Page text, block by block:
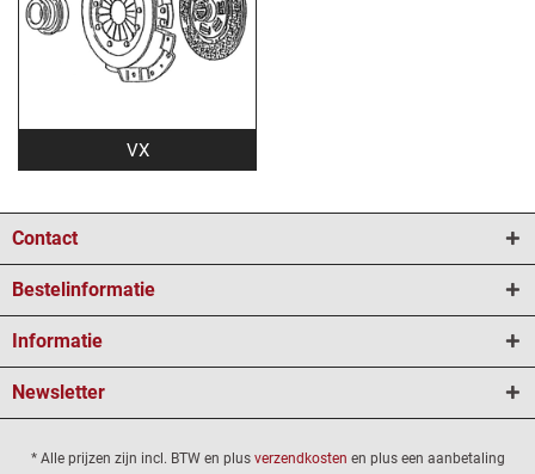
VX
Contact
Bestelinformatie
Informatie
Newsletter
* Alle prijzen zijn incl. BTW en plus verzendkosten en plus een aanbetaling